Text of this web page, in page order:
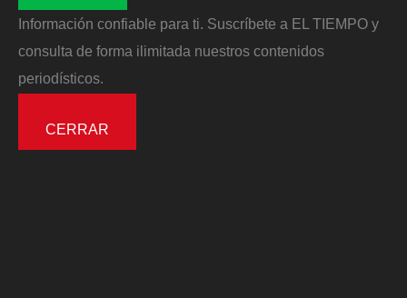
Información confiable para ti. Suscríbete a EL TIEMPO y
consulta de forma ilimitada nuestros contenidos
periodísticos.
CERRAR